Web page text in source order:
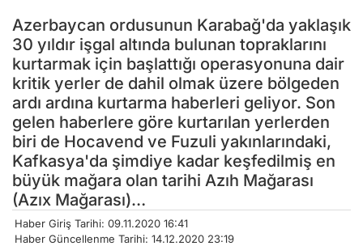
Azerbaycan ordusunun Karabağ'da yaklaşık
30 yıldır işgal altında bulunan topraklarını
kurtarmak için başlattığı operasyonuna dair
kritik yerler de dahil olmak üzere bölgeden
ardı ardına kurtarma haberleri geliyor. Son
gelen haberlere göre kurtarılan yerlerden
biri de Hocavend ve Fuzuli yakınlarındaki,
Kafkasya'da şimdiye kadar keşfedilmiş en
büyük mağara olan tarihi Azıh Mağarası
(Azıx Mağarası)…
Haber Giriş Tarihi: 09.11.2020 16:41
Haber Güncellenme Tarihi: 14.12.2020 23:19